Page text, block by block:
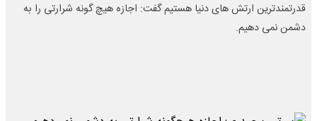
قدرتمندترین ارتش های دنیا هستیم گفت: اجازه هیچ گونه شرارتی را به
دشمن نمی دهیم.